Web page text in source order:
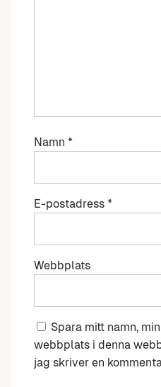
Namn *
E-postadress *
Webbplats
Spara mitt namn,
webbplats i denna
jag skriver en